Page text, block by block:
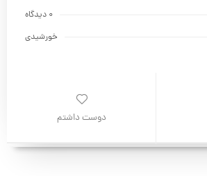
0 دیدگاه
خورشیدی
دوست داشتم